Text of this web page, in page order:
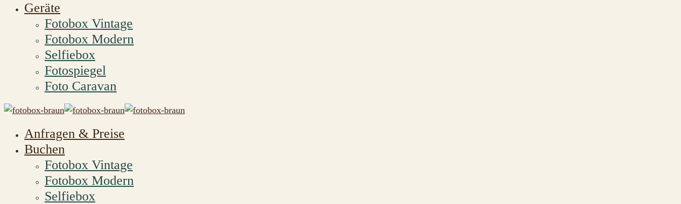
Geräte
Fotobox Vintage
Fotobox Modern
Selfiebox
Fotospiegel
Foto Caravan
Anfragen & Preise
Buchen
Fotobox Vintage
Fotobox Modern
Selfiebox